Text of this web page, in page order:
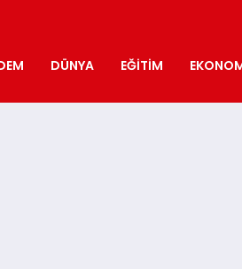
DÜNYA EĞITIM